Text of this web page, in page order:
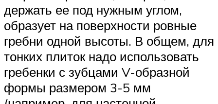
держать ее под нужным углом,
образует на поверхности ровные
гребни одной высоты. В общем, для
тонких плиток надо использовать
гребенки с зубцами V-образной
формы размером 3-5 мм